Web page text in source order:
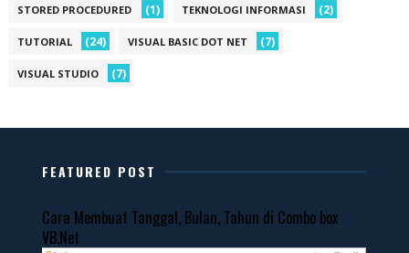
STORED PROCEDURED (1) TEKNOLOGI INFORMASI (2)
TUTORIAL (24) VISUAL BASIC DOT NET (7)
VISUAL STUDIO (7)
FEATURED POST
Cara Membuat Tanggal, Bulan, Tahun di Combo box
VB.Net